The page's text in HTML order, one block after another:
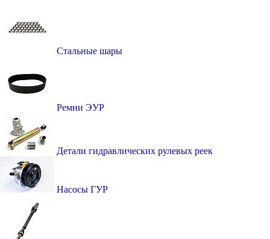
Стальные шары
Ремни ЭУР
Детали гидравлических рулевых реек
Насосы ГУР